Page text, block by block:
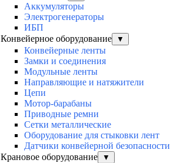
Аккумуляторы
Электрогенераторы
ИБП
Конвейерное оборудование
▼
Конвейерные ленты
Замки и соединения
Модульные ленты
Направляющие и натяжители
Цепи
Мотор-барабаны
Приводные ремни
Сетки металлические
Оборудование для стыковки лент
Датчики конвейерной безопасности
Крановое оборудование
▼